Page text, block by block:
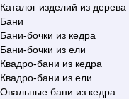
Каталог изделий из дерева
Бани
Бани-бочки из кедра
Бани-бочки из ели
Квадро-бани из кедра
Квадро-бани из ели
Овальные бани из кедра